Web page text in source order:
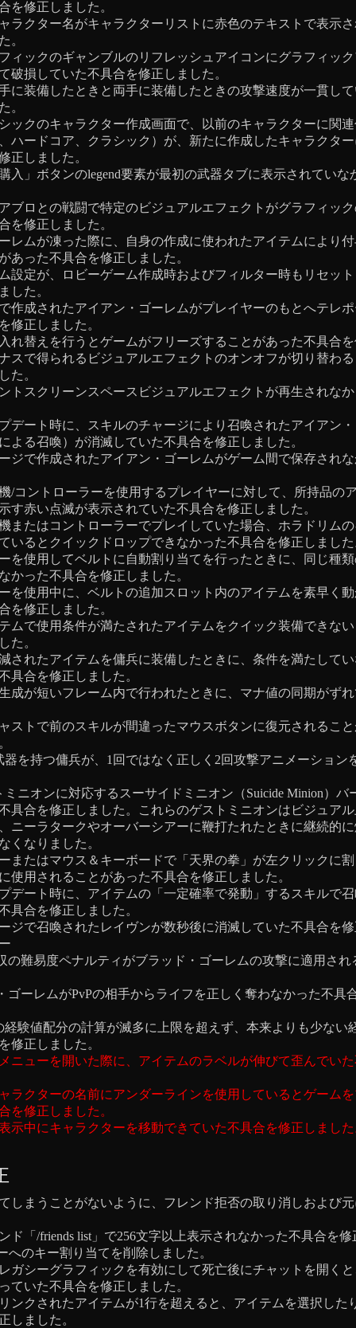
を修正しました。
ラクター名がキャラクターリストに赤色のテキストで表示
。
ィックのギャンブルのリフレッシュアイコンにグラフィッ
破損していた不具合を修正しました。
に装備したときと両手に装備したときの攻撃速度が一貫し
。
ックのキャラクター作成画面で、以前のキャラクターに関
ハードコア、クラシック）が、新たに作成したキャラクタ
正しました。
入」ボタンのlegend要素が最初の武器タブに表示されていな
ブロとの戦闘で特定のビジュアルエフェクトがグラフィッ
を修正しました。
レムが凍った際に、自身の作成に使われたアイテムにより
あった不具合を修正しました。
設定が、ロビーゲーム作成時およびフィルター時もリセッ
した。
作成されたアイアン・ゴーレムがプレイヤーのもとへテレ
修正しました。
れ替えを行うとゲームがフリーズすることがあった不具合
スで得られるビジュアルエフェクトのオンオフが切り替わ
た。
トスクリーンスペースビジュアルエフェクトが再生されな
デート時に、スキルのチャージにより召喚されたアイアン
よる召喚）が消滅していた不具合を修正しました。
ジで作成されたアイアン・ゴーレムがゲーム間で保存され
/コントローラーを使用するプレイヤーに対して、所持品の
す赤い点滅が表示されていた不具合を修正しました。
またはコントローラーでプレイしていた場合、ホラドリム
いるとクイックドロップできなかった不具合を修正しまし
を使用してベルトに自動割り当てを行ったときに、同じ種
かった不具合を修正しました。
を使用中に、ベルトの追加スロット内のアイテムを素早く
を修正しました。
ムで使用条件が満たされたアイテムをクイック装備できな
た。
されたアイテムを傭兵に装備したときに、条件を満たして
具合を修正しました。
成が短いフレーム内で行われたときに、マナ値の同期がず
ストで前のスキルが間違ったマウスボタンに復元されるこ
器を持つ傭兵が、1回ではなく正しく2回攻撃アニメーション
ミニオンに対応するスーサイドミニオン（Suicide Minion）バ
具合を修正しました。これらのゲストミニオンはビジュア
ニーラタークやオーバーシアーに鞭打たれたときに継続的
くなりました。
またはマウス＆キーボードで「天界の拳」が左クリックに
使用されることがあった不具合を修正しました。
デート時に、アイテムの「一定確率で発動」するスキルで
具合を修正しました。
ジで召喚されたレイヴンが数秒後に消滅していた不具合を
の難易度ペナルティがブラッド・ゴーレムの攻撃に適用され
ゴーレムがPvPの相手からライフを正しく奪わなかった不具
経験値配分の計算が滅多に上限を超えず、本来よりも少ない
修正しました。
ニューを開いた際に、アイテムのラベルが伸びて歪んでい
ラクターの名前にアンダーラインを使用しているとゲーム
を修正しました。
示中にキャラクターを移動できていた不具合を修正しまし
しまうことがないように、フレンド拒否の取り消しおよび
ド「/friends list」で256文字以上表示されなかった不具合を
へのキー割り当てを削除しました。
ガシーグラフィックを有効にして死亡後にチャットを開く
ていた不具合を修正しました。
ンクされたアイテムが1行を超えると、アイテムを選択した
しました。